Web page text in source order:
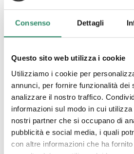
Consenso Dettagli
Questo sito web utilizza i cookie
Utilizziamo i cookie per
annunci, per fornire funzionalità dei
analizzare il nostro traffico.
informazioni sul modo in cui
nostri partner che si occupano di
pubblicità e social media, i quali
con altre informazioni che ha
17 Giugno 2022
Da dentro a
a dentro
Da dentro a fuori, da fuori a
costante, un movimento che
che le appartiene. Comprendo
piacevole,[…]